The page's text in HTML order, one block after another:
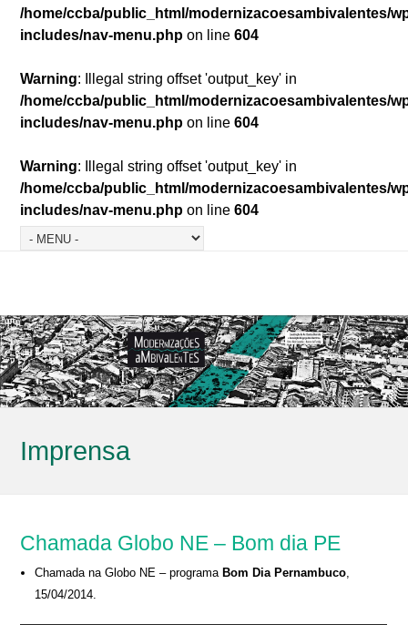
/home/ccba/public_html/modernizacoesambivalentes/
includes/nav-menu.php on line604
Warning: Illegal string offset 'output_key' in
/home/ccba/public_html/modernizacoesambivalentes/
includes/nav-menu.php on line604
Warning: Illegal string offset 'output_key' in
/home/ccba/public_html/modernizacoesambivalentes/
includes/nav-menu.php on line604
Imprensa
Chamada Globo NE – Bom dia PE
Chamada na Globo NE – programaBom Dia Pernambuco,
15/04/2014.